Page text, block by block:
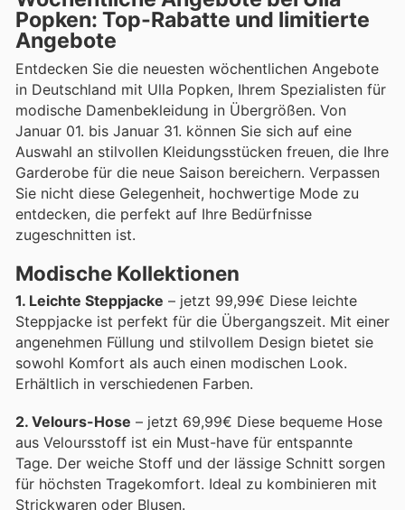
Popken: Top-Rabatte und limitierte
Angebote
Entdecken Sie die neuesten wöchentlichen Angebote
in Deutschland mit Ulla Popken, Ihrem Spezialisten für
modische Damenbekleidung in Übergrößen. Von
Januar 01. bis Januar 31. können Sie sich auf eine
Auswahl an stilvollen Kleidungsstücken freuen, die Ihre
Garderobe für die neue Saison bereichern. Verpassen
Sie nicht diese Gelegenheit, hochwertige Mode zu
entdecken, die perfekt auf Ihre Bedürfnisse
zugeschnitten ist.
Modische Kollektionen
1. Leichte Steppjacke – jetzt 99,99€ Diese leichte
Steppjacke ist perfekt für die Übergangszeit. Mit einer
angenehmen Füllung und stilvollem Design bietet sie
sowohl Komfort als auch einen modischen Look.
Erhältlich in verschiedenen Farben.
2. Velours-Hose – jetzt 69,99€ Diese bequeme Hose
aus Veloursstoff ist ein Must-have für entspannte
Tage. Der weiche Stoff und der lässige Schnitt sorgen
für höchsten Tragekomfort. Ideal zu kombinieren mit
Strickwaren oder Blusen.